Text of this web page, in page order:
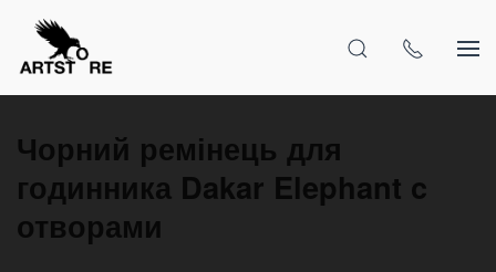
Чорний ремінець для
годинника Dakar Elephant c
отворами